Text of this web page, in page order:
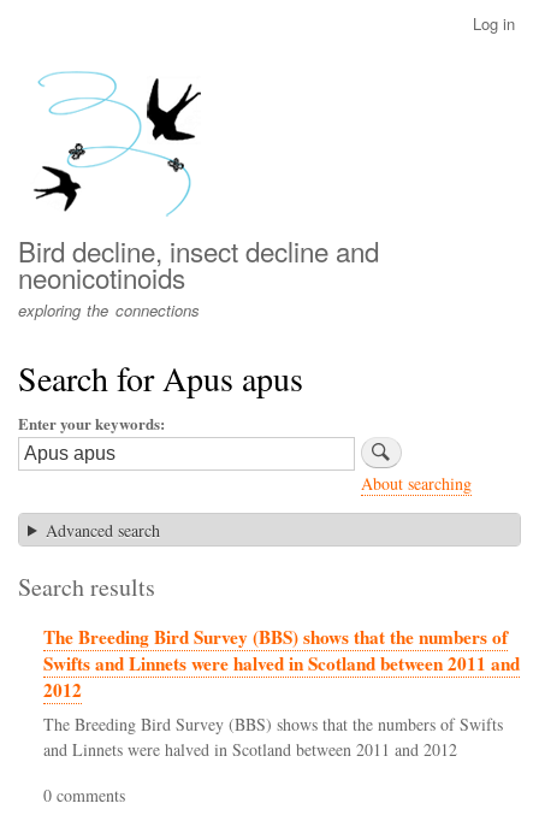
menu
Log in
Bird decline, insect decline and
neonicotinoids
exploring the connections
Search for Apus apus
Enter your keywords
About searching
Advanced search
Search results
The Breeding Bird Survey (BBS) shows that the numbers of
Swifts and Linnets were halved in Scotland between 2011 and
2012
The Breeding Bird Survey (BBS) shows that the numbers of Swifts
and Linnets were halved in Scotland between 2011 and 2012
0 comments